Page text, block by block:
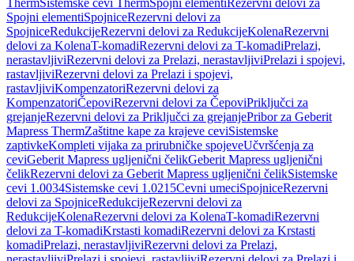
ThermSistemske cevi ThermSpojni elementi Rezervni delovi za
Spojni elementiSpojniceRezervni delovi za
SpojniceRedukcijeRezervni delovi za RedukcijeKolenaRezervni
delovi za KolenaT-komadiRezervni delovi za T-komadiPrelazi,
nerastavljiviRezervni delovi za Prelazi, nerastavljiviPrelazi i spojevi,
rastavljiviRezervni delovi za Prelazi i spojevi,
rastavljiviKompenzatoriRezervni delovi za
KompenzatoriČepoviRezervni delovi za ČepoviPriključci za
grejanjeRezervni delovi za Priključci za grejanjePribor za Geberit
Mapress ThermZaštitne kape za krajeve ceviSistemske
zaptivkeKompleti vijaka za prirubničke spojeveUčvršćenja za
ceviGeberit Mapress ugljenični čelikGeberit Mapress ugljenični
čelikRezervni delovi za Geberit Mapress ugljenični čelikSistemske
cevi 1.0034Sistemske cevi 1.0215Cevni umeciSpojniceRezervni
delovi za SpojniceRedukcijeRezervni delovi za
RedukcijeKolenaRezervni delovi za KolenaT-komadiRezervni
delovi za T-komadiKrstasti komadiRezervni delovi za Krstasti
komadiPrelazi, nerastavljiviRezervni delovi za Prelazi,